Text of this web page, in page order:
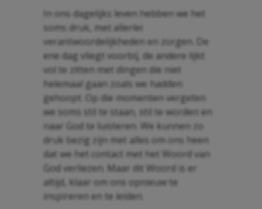
In ons dagelijks leven hebben we het
soms druk, met allerlei
verantwoordelijkheden en zorgen. De
ene dag vliegt voorbij, de andere lijkt
vol te zitten met dingen die niet
helemaal gaan zoals we hadden
gehoopt. Op die momenten vergeten
we soms stil te staan, stil te worden en
naar God te luisteren. We kunnen zo
druk bezig zijn met alles om ons heen
dat we het contact met het Woord van
God verliezen. Maar dit Woord is er
altijd, klaar om ons opnieuw te
inspireren en te leiden.